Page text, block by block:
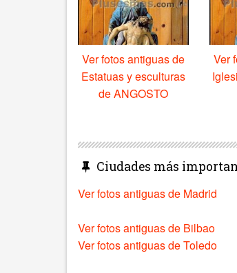
Ver fotos antiguas de
Estatuas y esculturas
de ANGOSTO
Ver
Ciudades más
Ver fotos antiguas de Madrid
Ver fotos antiguas de Bilbao
Ver fotos antiguas de Toledo